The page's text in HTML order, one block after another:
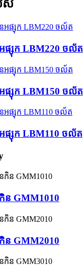
ស
ផ្សុក LBM220 ចល័ត
ផ្សុក LBM150 ចល័ត
ផ្សុក LBM110 ចល័ត
ន GMM1010
ន GMM2010